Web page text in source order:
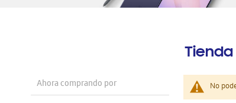
Tienda
No
Ahora comprando por